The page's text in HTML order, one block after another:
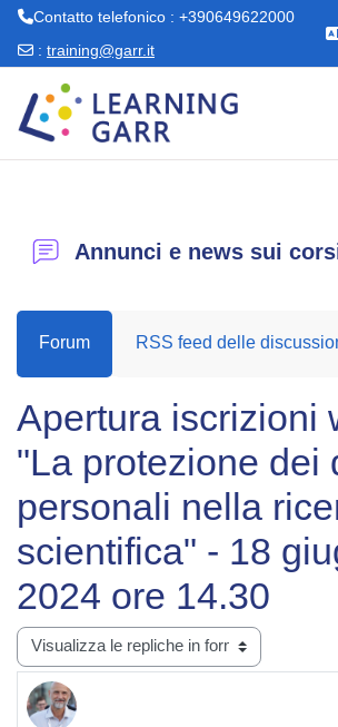
Contatto telefonico : +390649622000
: training@garr.it
Annunci e news sui
Forum RSS feed delle
Apertura iscrizioni
"La protezione dei
personali nella
scientifica" - 18
2024 ore 14.30
Modalità visualizzazione